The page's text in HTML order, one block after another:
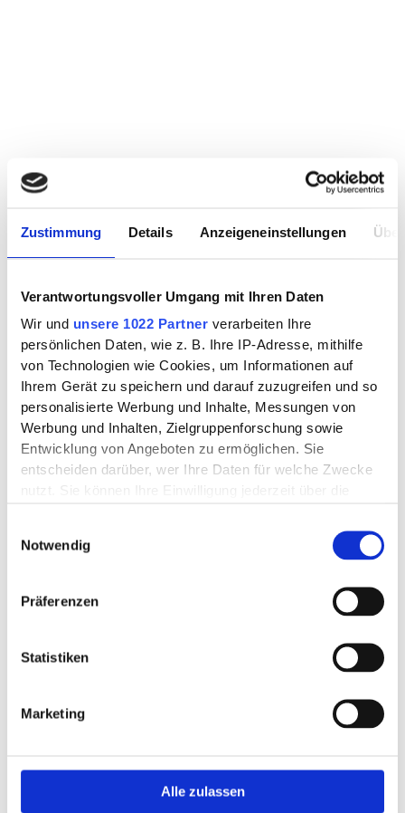
Zustimmung Details Anzeigeneinstellungen
Verantwortungsvoller Umgang mit Ihren Daten
Wir und unsere 1022 Partner verarbeiten Ihre
persönlichen Daten, wie z. B. Ihre IP-Adresse, mithilfe
von Technologien wie Cookies, um Informationen auf
Ihrem Gerät zu speichern und darauf zuzugreifen und so
personalisierte Werbung und Inhalte, Messungen von
Werbung und Inhalten, Zielgruppenforschung sowie
Entwicklung von Angeboten zu ermöglichen. Sie
entscheiden darüber, wer Ihre Daten für welche Zwecke
nutzt. Sie können Ihre Einwilligung jederzeit über die
Informationen über Ihre geografische Lage
erfassen, welche bis auf einige Meter genau sein
Ihr Gerät durch aktives Scannen nach
Erfahren Sie mehr darüber, wie Ihre persönlichen Daten
verarbeitet werden, und legen Sie Ihre Präferenzen im
Wir verwenden Cookies, um Inhalte und Anzeigen zu
Notwendig
Präferenzen
Statistiken
Marketing
Alle zulassen